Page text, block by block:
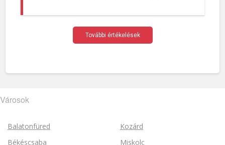
További értékelések
Városok
Balatonfüred
Békéscsaba
Kozárd
Miskolc